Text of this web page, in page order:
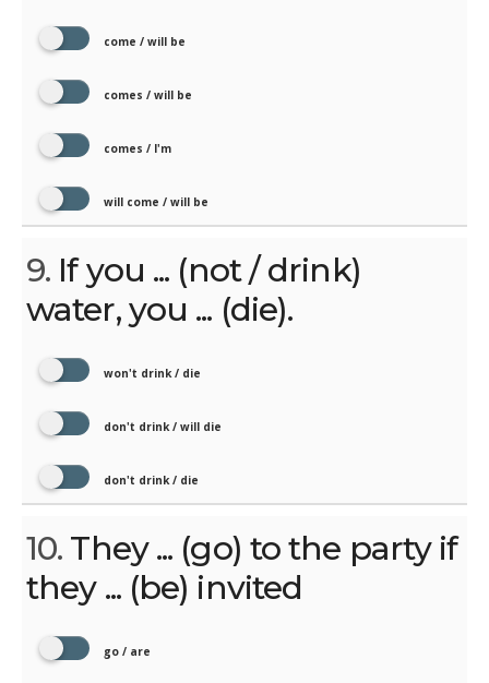
come / will be
comes / will be
comes / I'm
will come / will be
9. If you ... (not / drink)
water, you ... (die).
won't drink / die
don't drink / will die
don't drink / die
10. They ... (go) to the party if
they ... (be) invited
go / are